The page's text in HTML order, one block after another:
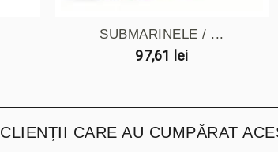
SUBMARINELE / ...
97,61 lei
CLIENȚII CARE AU CUMPĂRAT